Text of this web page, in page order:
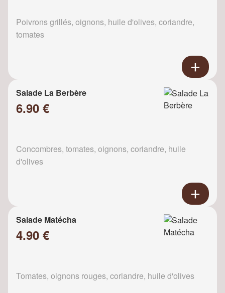
Poivrons grillés, oignons, huile d'olives, coriandre,
tomates
Salade La Berbère
6.90 €
Concombres, tomates, oignons, coriandre, huile
d'olives
Salade Matécha
4.90 €
Tomates, oignons rouges, coriandre, huile d'olives